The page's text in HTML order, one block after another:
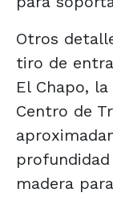
Otros
tiro de
El Chapo,
Centro de
madera